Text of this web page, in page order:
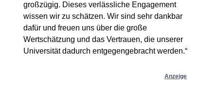
großzügig. Dieses verlässliche Engagement
wissen wir zu schätzen. Wir sind sehr dankbar
dafür und freuen uns über die große
Wertschätzung und das Vertrauen, die unserer
Universität dadurch entgegengebracht werden.“
Anzeige